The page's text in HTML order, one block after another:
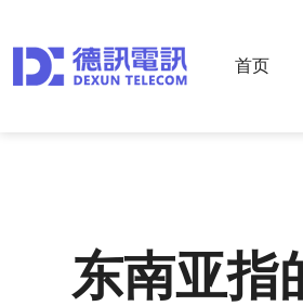
首页
东南亚指